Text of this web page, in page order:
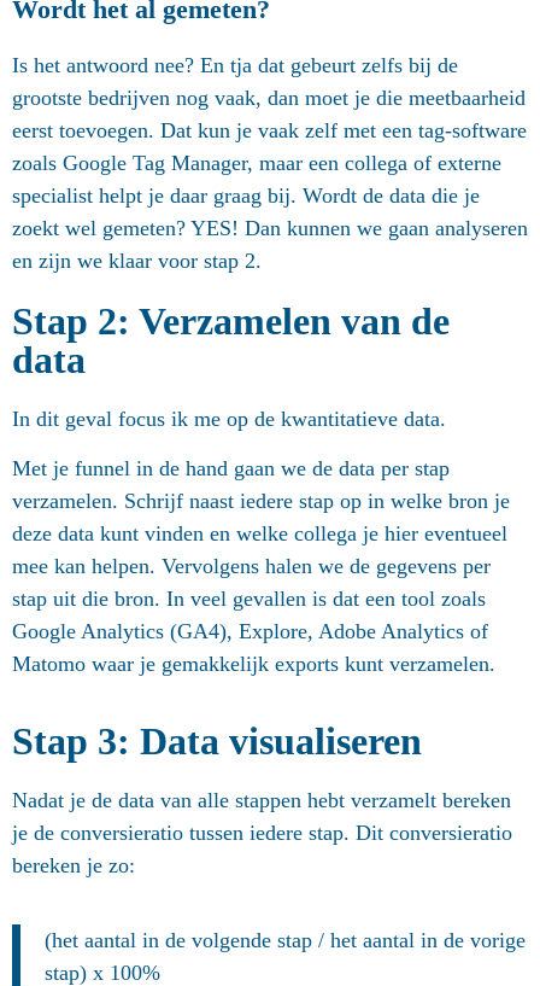
Wordt het al gemeten?
Is het antwoord nee? En tja dat gebeurt zelfs bij de
grootste bedrijven nog vaak, dan moet je die meetbaarheid
eerst toevoegen. Dat kun je vaak zelf met een tag-software
zoals Google Tag Manager, maar een collega of externe
specialist helpt je daar graag bij. Wordt de data die je
zoekt wel gemeten? YES! Dan kunnen we gaan analyseren
en zijn we klaar voor stap 2.
Stap 2: Verzamelen van de
data
In dit geval focus ik me op de kwantitatieve data.
Met je funnel in de hand gaan we de data per stap
verzamelen. Schrijf naast iedere stap op in welke bron je
deze data kunt vinden en welke collega je hier eventueel
mee kan helpen. Vervolgens halen we de gegevens per
stap uit die bron. In veel gevallen is dat een tool zoals
Google Analytics (GA4), Explore, Adobe Analytics of
Matomo waar je gemakkelijk exports kunt verzamelen.
Stap 3: Data visualiseren
Nadat je de data van alle stappen hebt verzamelt bereken
je de conversieratio tussen iedere stap. Dit conversieratio
bereken je zo:
(het aantal in de volgende stap / het aantal in de vorige
stap) x 100%